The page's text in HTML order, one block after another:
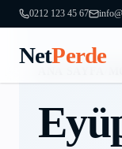
0212 123 45 67
NetPerde